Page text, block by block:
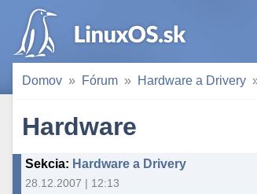
Domov Fórum Hardware a Drivery
Hardware
Sekcia: Hardware a Drivery
28.12.2007 | 12:13